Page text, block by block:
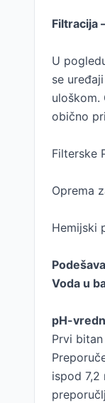
Filtracija
U
se
uloškom.
obično
Filterske
Oprema
Hemijski
Voda u
pH-
Prvi
ispod